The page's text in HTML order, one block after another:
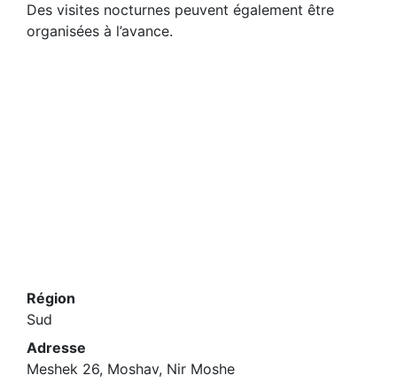
Des visites nocturnes peuvent également être
organisées à l’avance.
Région
Sud
Adresse
Meshek 26, Moshav, Nir Moshe